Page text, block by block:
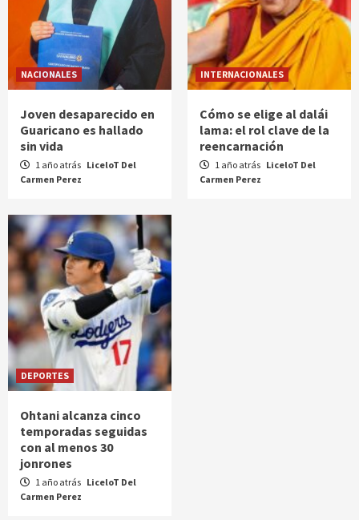
NACIONALES
Joven desaparecido en
Guaricano es hallado
sin vida
1 año atrás LiceloT Del
Carmen Perez
INTERNACIONALES
Cómo se elige al dalái
lama: el rol clave de la
reencarnación
1 año atrás LiceloT Del
Carmen Perez
DEPORTES
Ohtani alcanza cinco
temporadas seguidas
con al menos 30
jonrones
1 año atrás LiceloT Del
Carmen Perez